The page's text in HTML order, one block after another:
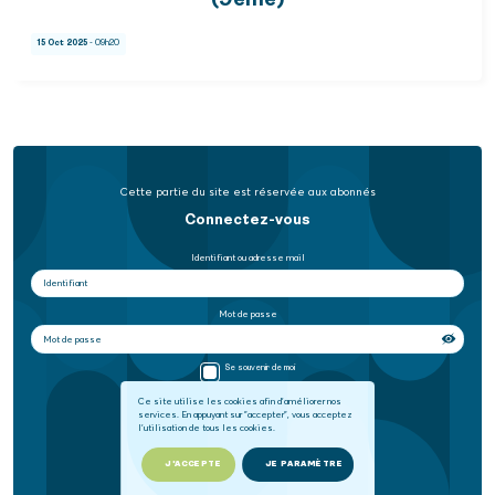
Ce site utilise les cookies afin d'améliorer nos
services. En appuyant sur "accepter", vous acceptez
l'utilisation de tous les cookies.
J'ACCEPTE JE PARAMÈTRE
15 Oct 2025 - 09h20
Cette partie du site est réservée aux abonnés
Connectez-vous
Identifiant ou adresse mail
Mot de passe
Se souvenir de moi
SE CONNECTER
Mot de passe oublié